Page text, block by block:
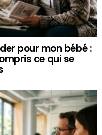
pour mon bébé :
ce qui se